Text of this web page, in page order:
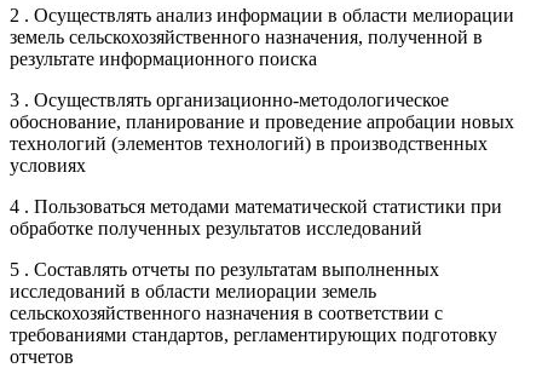
2 . Осуществлять анализ информации в области мелиорации
земель сельскохозяйственного назначения, полученной в
результате информационного поиска
3 . Осуществлять организационно-методологическое
обоснование, планирование и проведение апробации новых
технологий (элементов технологий) в производственных
условиях
4 . Пользоваться методами математической статистики при
обработке полученных результатов исследований
5 . Составлять отчеты по результатам выполненных
исследований в области мелиорации земель
сельскохозяйственного назначения в соответствии с
требованиями стандартов, регламентирующих подготовку
отчетов